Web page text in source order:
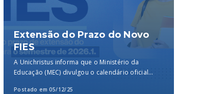
Extensão do Prazo do Novo
FIES
A Unichristus informa que o Ministério da
Educação (MEC) divulgou o calendário oficial
Postado em 05/12/25